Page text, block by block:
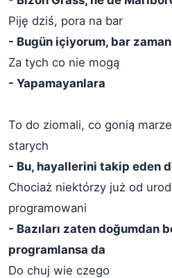
Piję dziś, pora na bar
- Bugün içiyorum, bar
Za tych co nie mogą
- Yapamayanlara
To do ziomali, co gonią
starych
- Bu, hayallerini takip eden
Chociaż niektórzy już od
programowani
- Bazıları zaten doğumdan
programlansa da
Do chuj wie czego